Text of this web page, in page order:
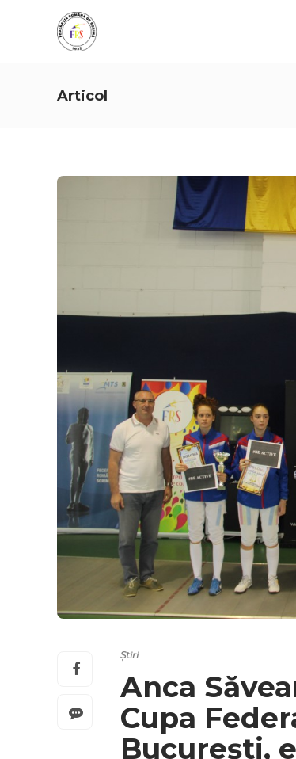
Articol
Știri
Anca
Cupa
București,